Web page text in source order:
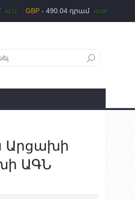
+0,71 GBP - 490.04 դրամ +0,04
Արցախի
ԱԳՆ